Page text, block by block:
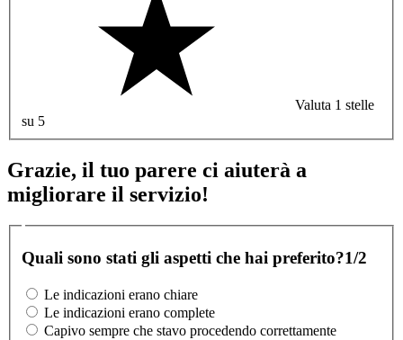
Valuta 1 stelle
su 5
Grazie, il tuo parere ci aiuterà a
migliorare il servizio!
Quali sono stati gli aspetti che hai preferito?1/2
Le indicazioni erano chiare
Le indicazioni erano complete
Capivo sempre che stavo procedendo correttamente